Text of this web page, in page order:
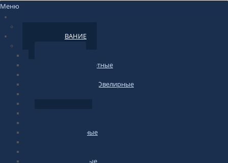
Меню
ОБОРУДОВАНИЕ
фасовочные-счетные
Лабораторные/Ювелирные
Платформенные
Автомобильные